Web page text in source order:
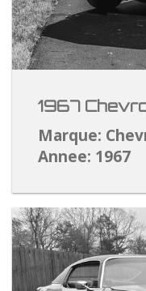
1967
Marque:
Annee: 1967